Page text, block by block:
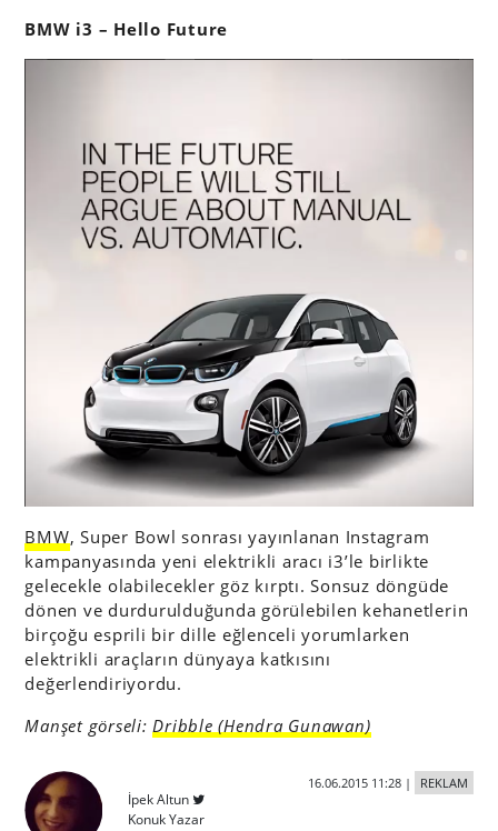
BMW i3 – Hello Future
BMW, Super Bowl sonrası yayınlanan Instagram
kampanyasında yeni elektrikli aracı i3’le birlikte
gelecekle olabilecekler göz kırptı. Sonsuz döngüde
dönen ve durdurulduğunda görülebilen kehanetlerin
birçoğu esprili bir dille eğlenceli yorumlarken
elektrikli araçların dünyaya katkısını
değerlendiriyordu.
Manşet görseli:Dribble (Hendra Gunawan)
İpek Altun
Konuk Yazar
16.06.2015 11:28| REKLAM